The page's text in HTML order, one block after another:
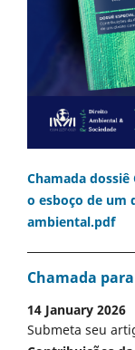
Chamada
o esboço de um
ambiental.pdf
Chamada
14 January 2026
Submeta seu